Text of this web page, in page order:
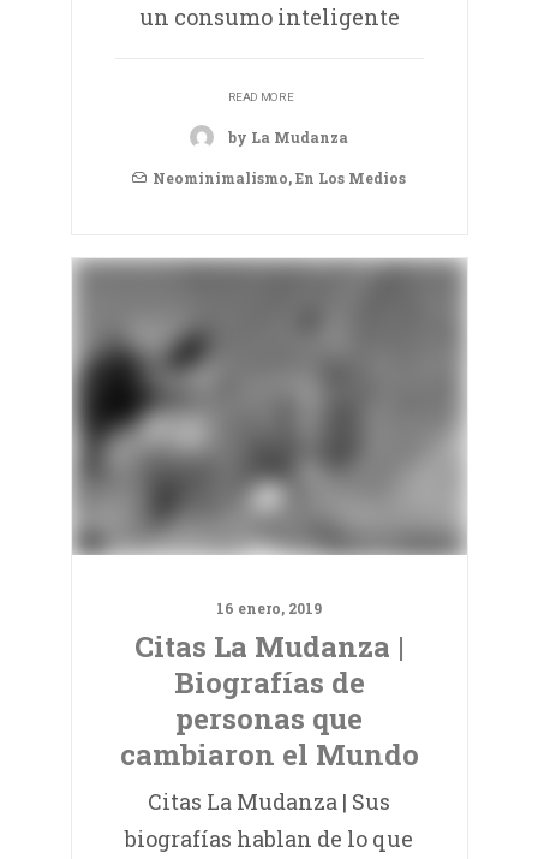
un consumo inteligente
READ MORE
by La Mudanza
Neominimalismo,En Los Medios
16 enero, 2019
Citas La Mudanza |
Biografías de
personas que
cambiaron el Mundo
Citas La Mudanza | Sus
biografías hablan de lo que